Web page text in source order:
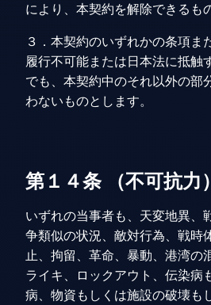
により、本契約を解除できるも
３．本契約のいずれかの条項ま
履行不可能または日本法に抵触
でも、本契約中のそれ以外の部
わないものとします。
第１４条 （不可抗力）
いずれの当事者も、天変地異、
争類似の状況、敵対行為、戦時
止、拘留、革命、暴動、港湾の
ライキ、ロックアウト、伝染病
病、物資もしくは施設の破壊も